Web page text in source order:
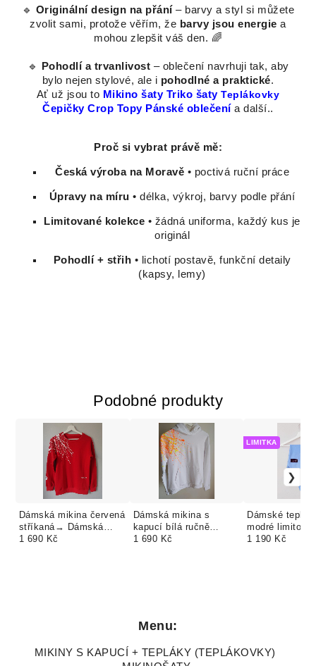
🔹 Originální design na přání – barvy a styl si můžete
zvolit sami, protože věřím, že barvy jsou energie a
mohou zlepšit váš den. 🌈
🔹 Pohodlí a trvanlivost – oblečení navrhuji tak, aby
bylo nejen stylové, ale i pohodlné a praktické.
Ať už jsou to Mikino šaty Triko šatyTeplákovky
Čepičky Crop Topy Pánské oblečení a další..
Proč si vybrat právě mě:
Česká výroba na Moravě • poctivá ruční práce
Úpravy na míru • délka, výkroj, barvy podle přání
Limitované kolekce • žádná uniforma, každý kus je
originál
Pohodlí + střih • lichotí postavě, funkční detaily
(kapsy, lemy)
Podobné produkty
Dámská mikina červená
stříkaná→ Dámská
mikina s kapucí
1 690 Kč
Dámská mikina s
kapucí bílá ručně
stříkaná | česká bavlna
1 690 Kč
Dámské
modré
| česká bavlna
LIMITKA
1 190 Kč
Menu:
MIKINY S KAPUCÍ + TEPLÁKY (TEPLÁKOVKY)